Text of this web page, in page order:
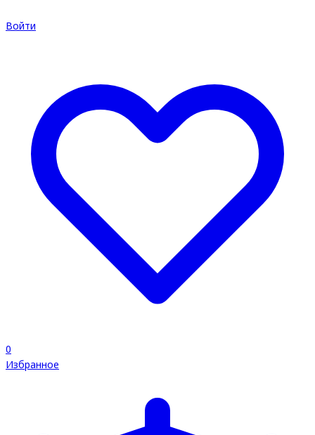
Войти
0
Избранное